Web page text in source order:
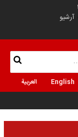
آرشیو
English العربية